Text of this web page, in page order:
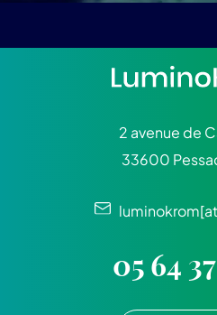
2 avenue de
33600
05 64